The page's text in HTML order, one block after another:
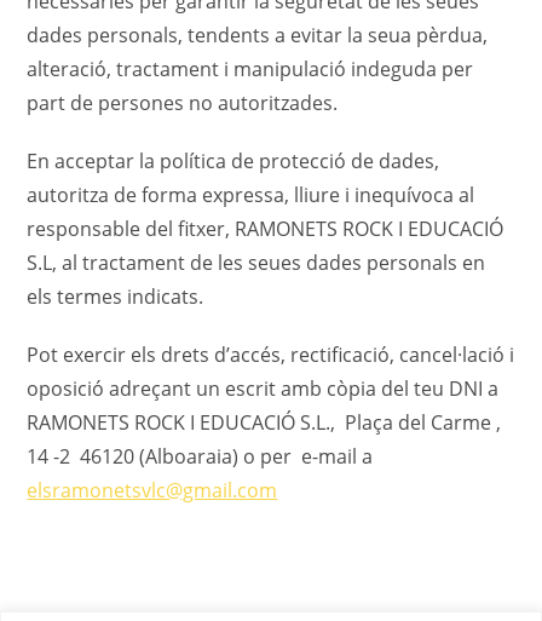
dades personals, tendents a evitar la seua pèrdua,
alteració, tractament i manipulació indeguda per
part de persones no autoritzades.
En acceptar la política de protecció de dades,
autoritza de forma expressa, lliure i inequívoca al
responsable del fitxer, RAMONETS ROCK I EDUCACIÓ
S.L, al tractament de les seues dades personals en
els termes indicats.
Pot exercir els drets d’accés, rectificació, cancel·lació i
oposició adreçant un escrit amb còpia del teu DNI a
RAMONETS ROCK I EDUCACIÓ S.L., Plaça del Carme ,
14 -2 46120 (Alboaraia) o per e-mail a
elsramonetsvlc@gmail.com